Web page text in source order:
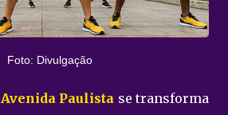
Foto: Divulgação
Avenida Paulista se transforma